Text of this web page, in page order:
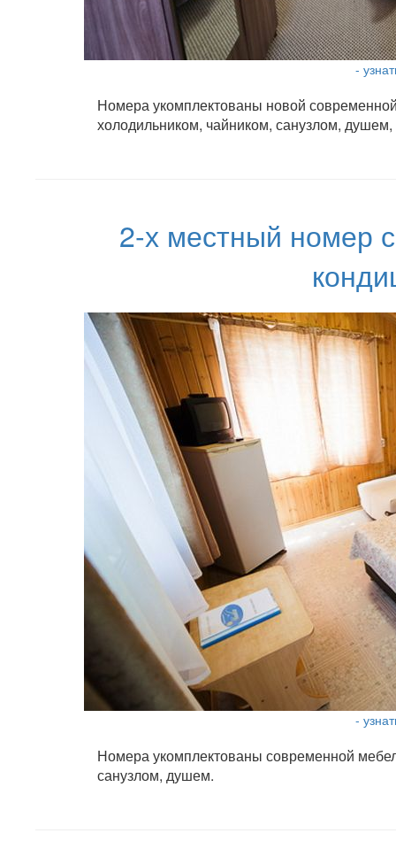
-
Номера укомплектованы новой
холодильником, чайником, санузлом,
2-х местный номер
-
Номера укомплектованы современной
санузлом, душем.